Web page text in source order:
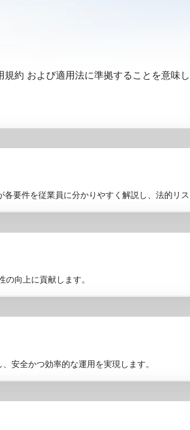
規約 および適用法に準拠することを意味し
要件を従業員に分かりやすく解説し、法的リ
向上に貢献します。
安全かつ効率的な運用を実現します。